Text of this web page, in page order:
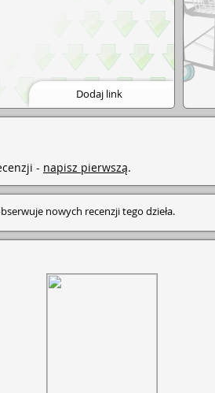
Dodaj link
- napisz pierwszą.
nowych recenzji tego dzieła.